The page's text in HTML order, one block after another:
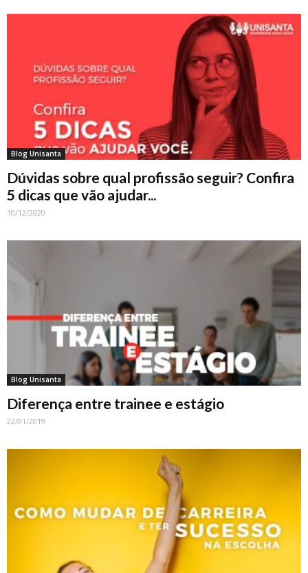
Blog Unisanta
Dúvidas sobre qual profissão seguir? Confira
5 dicas que vão ajudar...
10/12/2020
Blog Unisanta
Diferença entre trainee e estágio
22/01/2019